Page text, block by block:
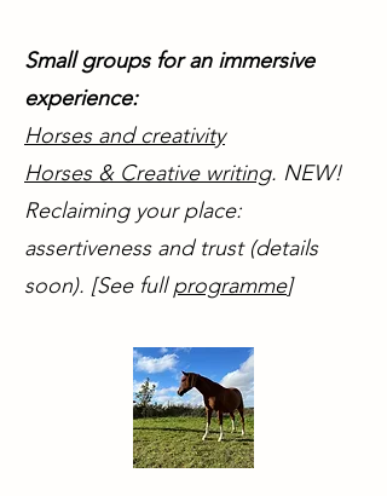
Small groups for an immersive
experience:
Horses and creativity
Horses & Creative writing. NEW!
Reclaiming your place:
assertiveness and trust (details
soon). [See fullprogramme]